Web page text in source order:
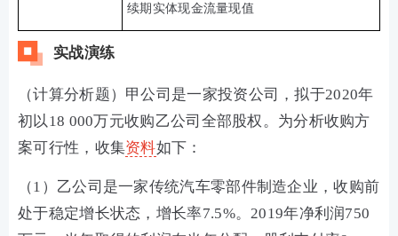
续期实体现金流量现值
实战演练
（计算分析题）甲公司是一家投资公司，拟于2020年
初以18 000万元收购乙公司全部股权。为分析收购方
案可行性，收集资料如下：
（1）乙公司是一家传统汽车零部件制造企业，收购前
处于稳定增长状态，增长率7.5%。2019年净利润750